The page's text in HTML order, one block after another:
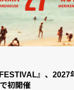
』、2027
初開催